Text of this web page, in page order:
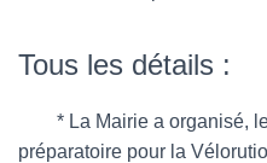
Tous les détails :
* La Mairie a organisé, le
préparatoire pour la